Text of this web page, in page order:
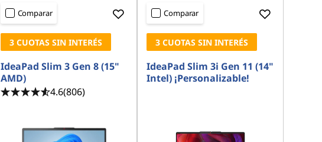
Comparar
3 CUOTAS SIN INTERÉS
IdeaPad Slim 3 Gen 8 (15"
AMD)
4.6(806)
Comparar
3 CUOTAS SIN INTERÉS
IdeaPad Slim 3i Gen 11 (14"
Intel) ¡Personalizable!